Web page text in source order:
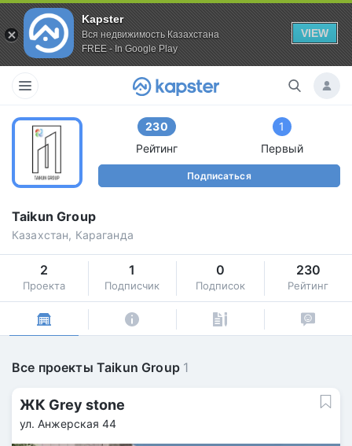
Kapster
Вся недвижимость Казахстана
FREE - In Google Play
VIEW
230
Рейтинг
1
Первый
Подписаться
Taikun Group
Казахстан, Караганда
2
Проекта
1
Подписчик
0
Подписок
230
Рейтинг
Все проекты Taikun Group 1
ЖК Grey stone
ул. Анжерская 44